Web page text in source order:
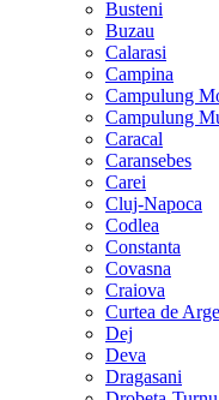
Busteni
Buzau
Calarasi
Campina
Campulung
Campulung
Caracal
Caransebes
Carei
Cluj-Napoca
Codlea
Constanta
Covasna
Craiova
Curtea de
Dej
Deva
Dragasani